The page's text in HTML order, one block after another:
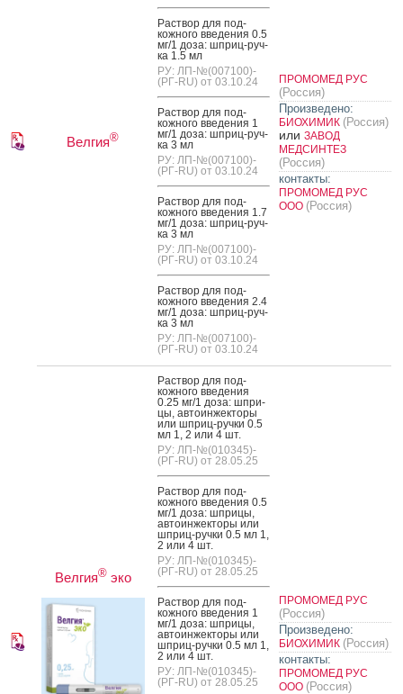
Велгия®
Рас­твор для под­
кожно­го вве­дения 0.5
мг/1 до­за: шприц-руч­
ка 1.5 мл
РУ: ЛП-№(007100)-
(РГ-RU) от 03.10.24
Рас­твор для под­
кожно­го вве­дения 1
мг/1 до­за: шприц-руч­
ка 3 мл
РУ: ЛП-№(007100)-
(РГ-RU) от 03.10.24
Рас­твор для под­
кожно­го вве­дения 1.7
мг/1 до­за: шприц-руч­
ка 3 мл
РУ: ЛП-№(007100)-
(РГ-RU) от 03.10.24
Рас­твор для под­
кожно­го вве­дения 2.4
мг/1 до­за: шприц-руч­
ка 3 мл
РУ: ЛП-№(007100)-
(РГ-RU) от 03.10.24
ПРОМОМЕД РУС
(Россия)
Произведено:
БИОХИМИК (Россия)
или ЗАВОД
МЕДСИНТЕЗ
(Россия)
контакты:
ПРОМОМЕД РУС
ООО (Россия)
Велгия®эко
Рас­твор для под­
кожно­го вве­дения
0.25 мг/1 до­за: шпри­
цы, ав­то­ин­жекто­ры
или шприц-руч­ки 0.5
мл 1, 2 или 4 шт.
РУ: ЛП-№(010345)-
(РГ-RU) от 28.05.25
Рас­твор для под­
кожно­го вве­дения 0.5
мг/1 до­за: шпри­цы,
ав­то­ин­жекто­ры или
шприц-руч­ки 0.5 мл 1,
2 или 4 шт.
РУ: ЛП-№(010345)-
(РГ-RU) от 28.05.25
Рас­твор для под­
кожно­го вве­дения 1
мг/1 до­за: шпри­цы,
ав­то­ин­жекто­ры или
шприц-руч­ки 0.5 мл 1,
2 или 4 шт.
РУ: ЛП-№(010345)-
(РГ-RU) от 28.05.25
ПРОМОМЕД РУС
(Россия)
Произведено:
БИОХИМИК (Россия)
контакты:
ПРОМОМЕД РУС
ООО (Россия)